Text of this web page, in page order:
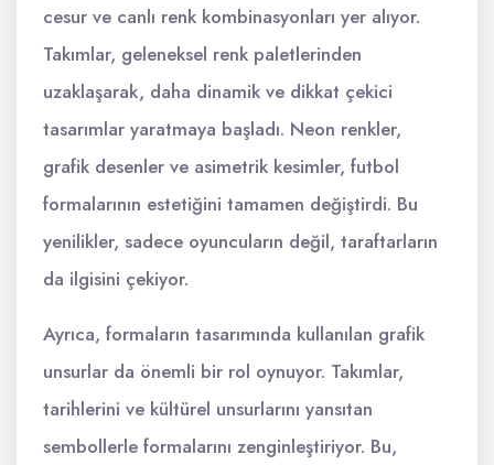
cesur ve canlı renk kombinasyonları yer alıyor.
Takımlar, geleneksel renk paletlerinden
uzaklaşarak, daha dinamik ve dikkat çekici
tasarımlar yaratmaya başladı. Neon renkler,
grafik desenler ve asimetrik kesimler, futbol
formalarının estetiğini tamamen değiştirdi. Bu
yenilikler, sadece oyuncuların değil, taraftarların
da ilgisini çekiyor.
Ayrıca, formaların tasarımında kullanılan grafik
unsurlar da önemli bir rol oynuyor. Takımlar,
tarihlerini ve kültürel unsurlarını yansıtan
sembollerle formalarını zenginleştiriyor. Bu,